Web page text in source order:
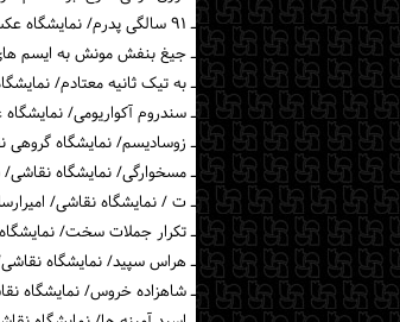
ـ ۹۱ سالگی پدرم/ نمایشگاه عکس/ فرشاد عسگری کیا/ دنا
ـ جیغ بنفش مونش به ایسم های پلاک ۴ /
ـ به تیک ثانیه معتادم/
ـ سندروم آکواریومی/
ـ زوسادیسم/ نمایشگاه گروهی
ـ مسخوارگی/ نمایشگاه نقاشی/
ـ ت / نمایشگاه نقاشی/
ـ تکرار جملات سخت/
ـ هراس سپید/ نمایشگاه
ـ شاهزاده خروس/ نمایشگاه